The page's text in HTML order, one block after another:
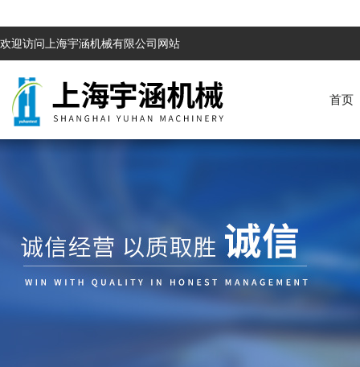
欢迎访问上海宇涵机械有限公司网站
首页